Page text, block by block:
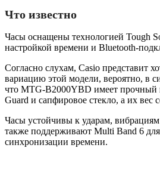
Что известно
Часы оснащены технологией Tough
настройкой времени и Bluetooth-
Согласно слухам, Casio представит
вариацию этой модели, вероятно, в
что MTG-B2000YBD имеет прочный
Guard и сапфировое стекло, а их вес
Часы устойчивы к ударам,
также поддерживают Multi Band 6 для
синхронизации времени.